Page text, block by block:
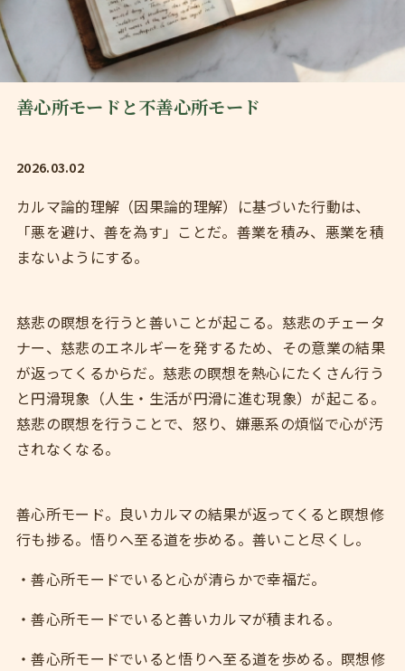
善心所モードと不善心所モード
2026.03.02
カルマ論的理解（因果論的理解）に基づいた行動は、
「悪を避け、善を為す」ことだ。善業を積み、悪業を積
まないようにする。
慈悲の瞑想を行うと善いことが起こる。慈悲のチェータ
ナー、慈悲のエネルギーを発するため、その意業の結果
が返ってくるからだ。慈悲の瞑想を熱心にたくさん行う
と円滑現象（人生・生活が円滑に進む現象）が起こる。
慈悲の瞑想を行うことで、怒り、嫌悪系の煩悩で心が汚
されなくなる。
善心所モード。良いカルマの結果が返ってくると瞑想修
行も捗る。悟りへ至る道を歩める。善いこと尽くし。
・善心所モードでいると心が清らかで幸福だ。
・善心所モードでいると善いカルマが積まれる。
・善心所モードでいると悟りへ至る道を歩める。瞑想修